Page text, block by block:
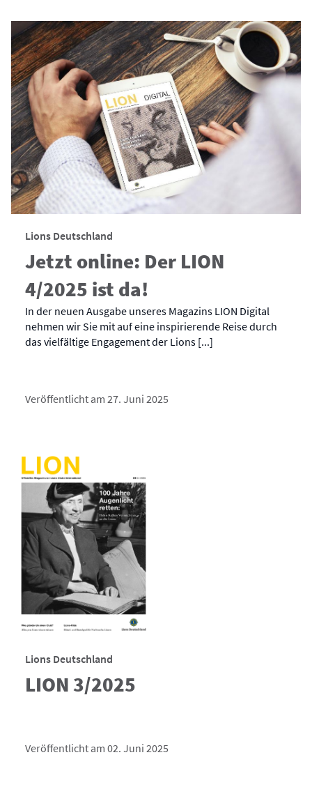
Lions Deutschland
Jetzt online: Der LION
4/2025 ist da!
In der neuen Ausgabe unseres Magazins LION Digital
nehmen wir Sie mit auf eine inspirierende Reise durch
das vielfältige Engagement der Lions [...]
Veröffentlicht am 27. Juni 2025
Lions Deutschland
LION 3/2025
Veröffentlicht am 02. Juni 2025